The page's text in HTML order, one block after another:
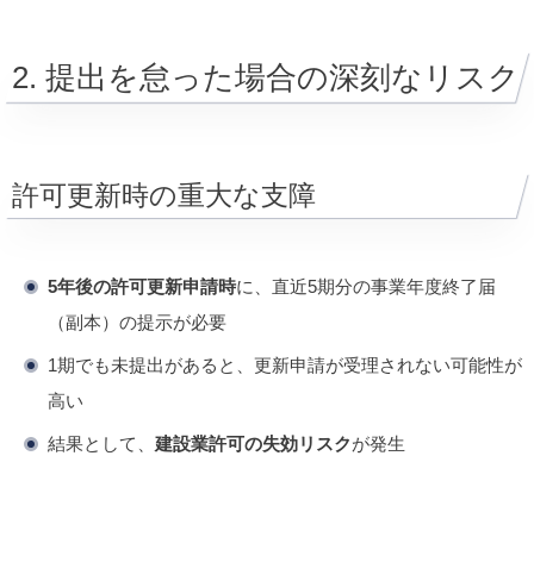
2. 提出を怠った場合の深刻なリスク
許可更新時の重大な支障
5年後の許可更新申請時に、直近5期分の事業年度終了届
（副本）の提示が必要
1期でも未提出があると、更新申請が受理されない可能性が
高い
結果として、 建設業許可の失効リスクが発生